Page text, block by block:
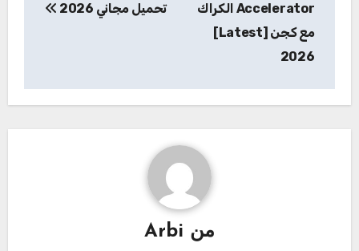
Accelerator الكراك
مع كجن [Latest]
2026
تحميل مجاني 2026
من Arbi